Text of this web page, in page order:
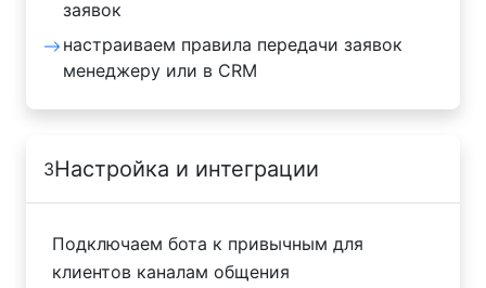
заявок
настраиваем правила передачи заявок
менеджеру или в CRM
3Настройка и интеграции
Подключаем бота к привычным для
клиентов каналам общения